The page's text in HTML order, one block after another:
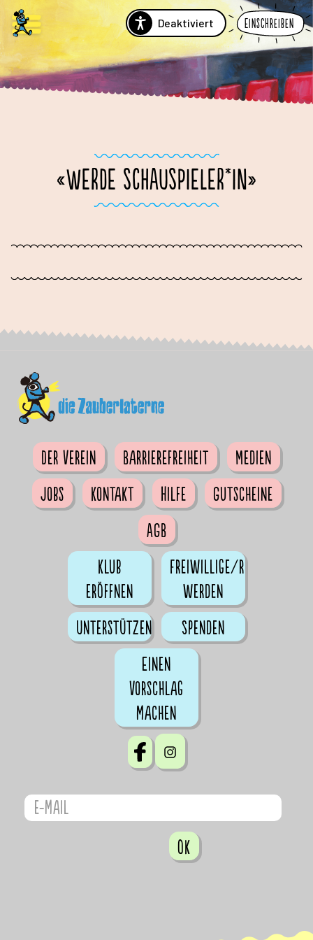
Deaktiviert Einschreiben
«WERDE SCHAUSPIELER*IN»
Der Verein Barrierefreiheit
Medien
Jobs
Kontakt Hilfe
Gutscheine
AGB
Klub
eröffnen
Freiwillige/r
werden
Unterstützen
Spenden
Einen
Vorschlag
machen
OK